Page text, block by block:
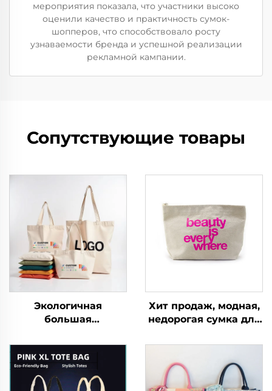
мероприятия показала, что участники высоко
оценили качество и практичность сумок-
шопперов, что способствовало росту
узнаваемости бренда и успешной реализации
рекламной кампании.
Сопутствующие товары
Экологичная
большая
сумка-тоут из холста,
сумки-шопперы,
пляжная сумка для
покупок, прочная
Хит продаж, модная,
недорогая сумка для
хранения, смены
вещей, карандашей,
ключей,
переработанная